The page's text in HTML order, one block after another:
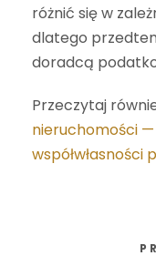
różnić się w
dlatego
doradcą
Przeczytaj
nieruchomości
współwłasności